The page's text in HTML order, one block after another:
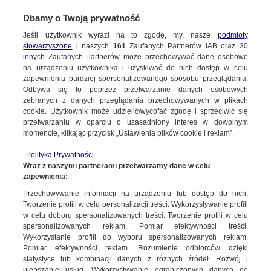
KONTAKT24
Wyślij Materiał
WYŚLIJ MATERIAŁ
NAJNOWSZE
GORĄCE TEMATY
WIĘCEJ
KANAŁY
Dzień dobry!
Jedno konto do wszystkich usług
Warszawa z nowej perspektywy.
Pokażcie swoje zdjęcia z kładki
pieszo-rowerowej
Zapowiadano ją od kilku lat, a gdy otwarto, stała
się nową atrakcją. Mowa o warszawskiej kładce
pieszo-rowerowej łączącej dwa brzegi Wisły.
Dbamy o Twoją prywatność
Jeśli użytkownik wyrazi na to zgodę, my, nasze podmioty
stowarzyszone i naszych 161Zaufanych Partnerów IAB oraz 30
innych Zaufanych Partnerów może przechowywać dane osobowe
na urządzeniu użytkownika i uzyskiwać do nich dostęp w celu
zapewnienia bardziej spersonalizowanego sposobu przeglądania.
Odbywa się to poprzez przetwarzanie danych osobowych
zebranych z danych przeglądania przechowywanych w plikach
cookie. Użytkownik może udzielić/wycofać zgodę i sprzeciwić się
przetwarzaniu w oparciu o uzasadniony interes w dowolnym
momencie, klikając przycisk „Ustawienia plików cookie i reklam”.
Polityka Prywatności
Wraz z naszymi partnerami przetwarzamy dane w celu
zapewnienia:
Przechowywanie informacji na urządzeniu lub dostęp do nich.
Tworzenie profili w celu personalizacji treści. Wykorzystywanie profili
w celu doboru spersonalizowanych treści. Tworzenie profili w celu
spersonalizowanych reklam. Pomiar efektywności treści.
Wykorzystanie profili do wyboru spersonalizowanych reklam.
Pomiar efektywności reklam. Rozumienie odbiorców dzięki
statystyce lub kombinacji danych z różnych źródeł. Rozwój i